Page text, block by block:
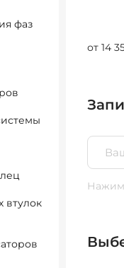
фаз
втулок
от 14